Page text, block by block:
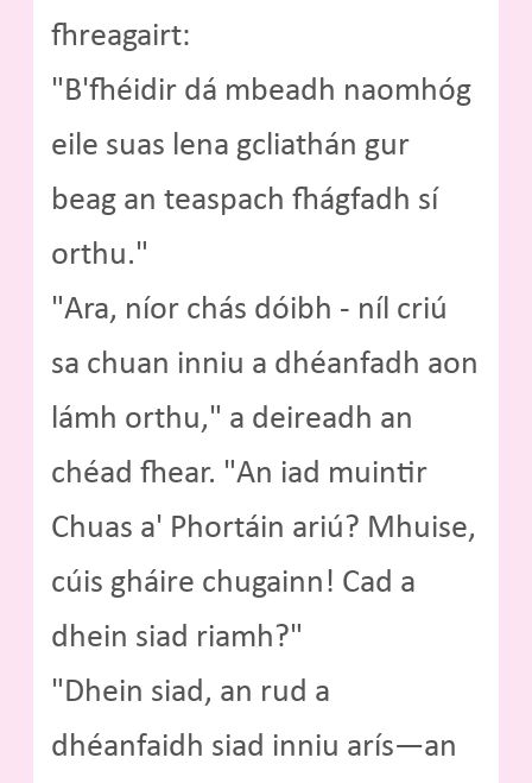
fhreagairt:
"B'fhéidir dá mbeadh naomhóg
eile suas lena gcliathán gur
beag an teaspach fhágfadh sí
orthu."
"Ara, níor chás dóibh - níl criú
sa chuan inniu a dhéanfadh aon
lámh orthu," a deireadh an
chéad fhear. "An iad muintir
Chuas a' Phortáin ariú? Mhuise,
cúis gháire chugainn! Cad a
dhein siad riamh?"
"Dhein siad, an rud a
dhéanfaidh siad inniu arís—an